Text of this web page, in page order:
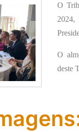
O
2024,
O
deste